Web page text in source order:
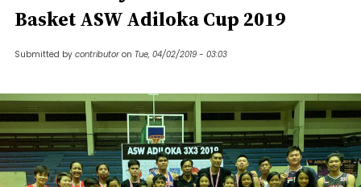
Basket ASW Adiloka Cup 2019
Submitted by contributor on Tue, 04/02/2019 - 03:03